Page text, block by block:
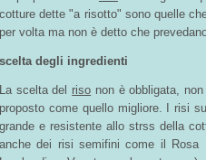
cotture dette "a risotto" sono quelle
per volta ma non è detto che
scelta degli ingredienti
La scelta del riso non è obbligata,
proposto come quello migliore. I risi
grande e resistente allo strss della
anche dei risi semifini come il Rosa